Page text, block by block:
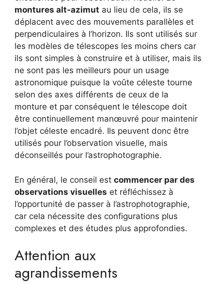
montures alt-azimut au lieu de cela, ils se
déplacent avec des mouvements parallèles et
perpendiculaires à l’horizon. Ils sont utilisés sur
les modèles de télescopes les moins chers car
ils sont simples à construire et à utiliser, mais ils
ne sont pas les meilleurs pour un usage
astronomique puisque la voûte céleste tourne
selon des axes différents de ceux de la
monture et par conséquent le télescope doit
être continuellement manœuvré pour maintenir
l’objet céleste encadré. Ils peuvent donc être
utilisés pour l’observation visuelle, mais
déconseillés pour l’astrophotographie.
En général, le conseil est commencer par des
observations visuelles et réfléchissez à
l’opportunité de passer à l’astrophotographie,
car cela nécessite des configurations plus
complexes et des études plus approfondies.
Attention aux
agrandissements